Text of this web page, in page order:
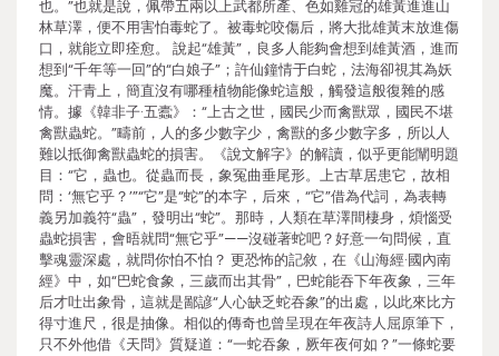
也。”也就是說，佩帶五兩以上武都所產、色如雞冠的雄黃進進山
林草澤，便不用害怕毒蛇了。被毒蛇咬傷后，將大批雄黃末放進傷
口，就能立即痊愈。 說起“雄黃”，良多人能夠會想到雄黃酒，進而
想到“千年等一回”的“白娘子”；許仙鐘情于白蛇，法海卻視其為妖
魔。汗青上，簡直沒有哪種植物能像蛇這般，觸發這般復雜的感
情。據《韓非子·五蠹》：“上古之世，國民少而禽獸眾，國民不堪
禽獸蟲蛇。”疇前，人的多少數字少，禽獸的多少數字多，所以人
難以抵御禽獸蟲蛇的損害。《說文解字》的解讀，似乎更能闡明題
目：“它，蟲也。從蟲而長，象冤曲垂尾形。上古草居患它，故相
問：‘無它乎？’”“它”是“蛇”的本字，后來，“它”借為代詞，為表轉
義另加義符“蟲”，發明出“蛇”。那時，人類在草澤間棲身，煩惱受
蟲蛇損害，會晤就問“無它乎”——沒碰著蛇吧？好意一句問候，直
擊魂靈深處，就問你怕不怕？ 更恐怖的記敘，在《山海經·國內南
經》中，如“巴蛇食象，三歲而出其骨”，巴蛇能吞下年夜象，三年
后才吐出象骨，這就是鄙諺“人心缺乏蛇吞象”的出處，以此來比方
得寸進尺，很是抽像。相似的傳奇也曾呈現在年夜詩人屈原筆下，
只不外他借《天問》質疑道：“一蛇吞象，厥年夜何如？”一條蛇要